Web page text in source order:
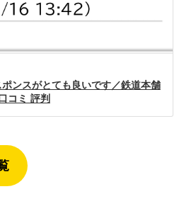
ンスがとても良いです／鉄道本舗
コミ 評判